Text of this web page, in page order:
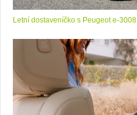
Letní dostaveníčko s Peugeot e-3008